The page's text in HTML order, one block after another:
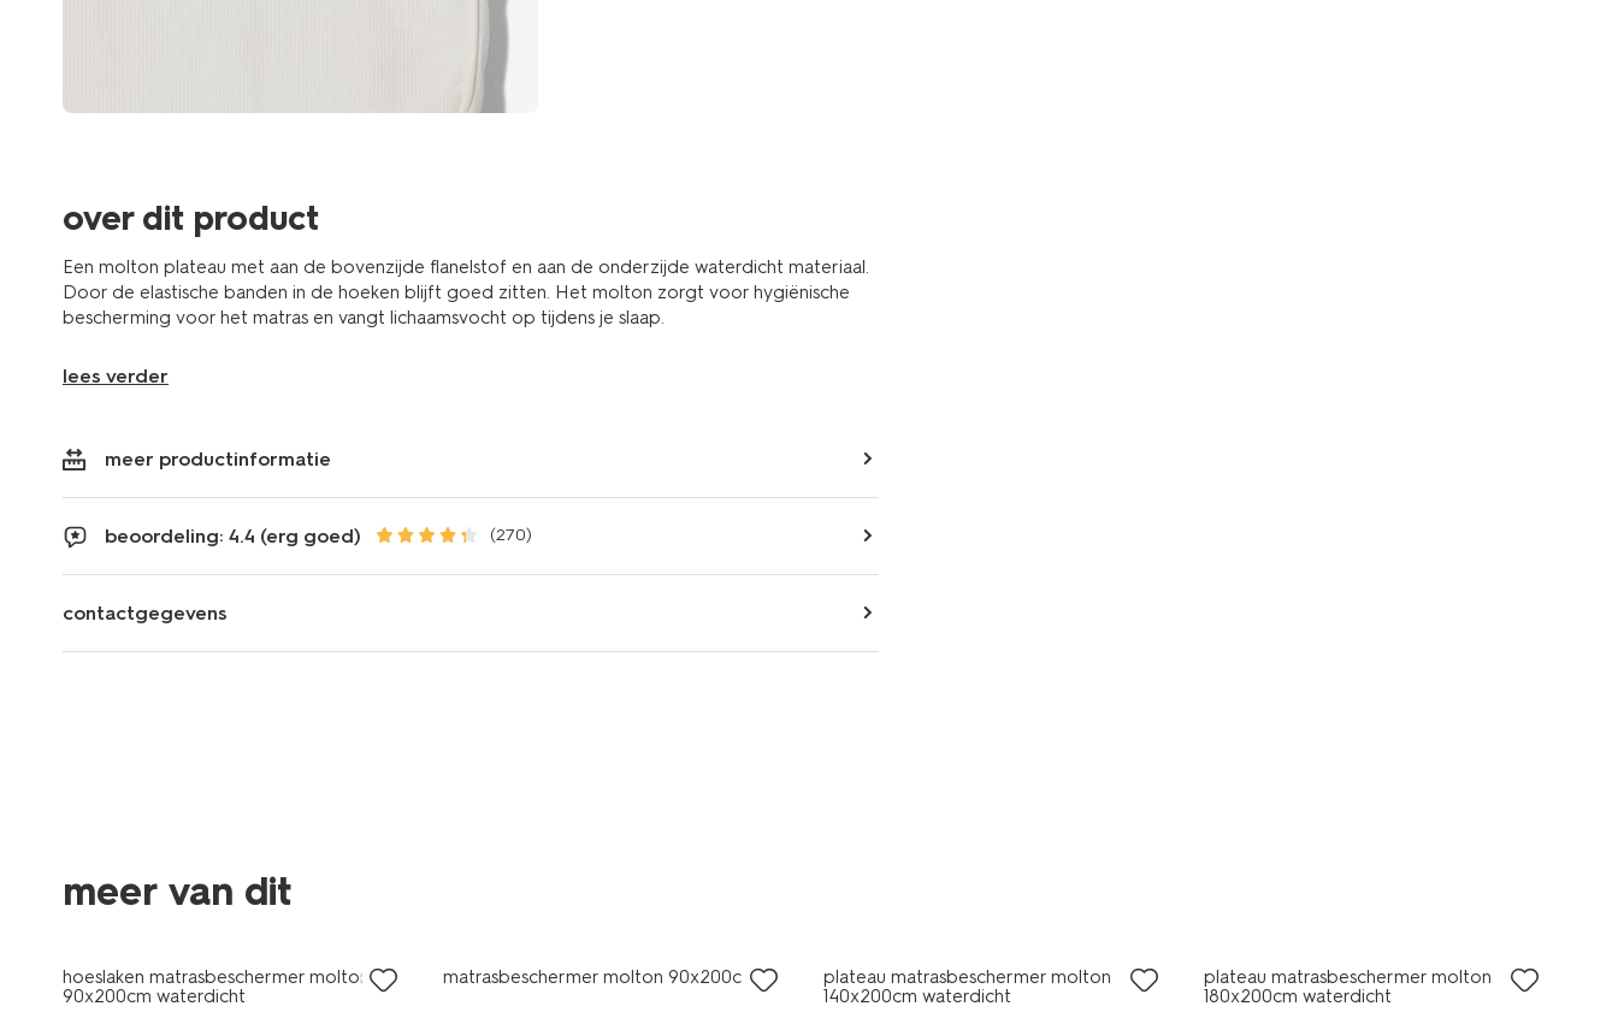
over dit product
Een molton plateau met aan de bovenzijde flanelstof en aan de onderzijde waterdicht materiaal.
Door de elastische banden in de hoeken blijft goed zitten. Het molton zorgt voor hygiënische
bescherming voor het matras en vangt lichaamsvocht op tijdens je slaap.
lees verder
meer productinformatie
beoordeling: 4.4 (erg goed) (270)
contactgegevens
meer van dit
hoeslaken matrasbeschermer molton
90x200cm waterdicht
matrasbeschermer molton 90x200cm
plateau matrasbeschermer molton
140x200cm waterdicht
plateau matrasbeschermer molton
180x200cm waterdicht